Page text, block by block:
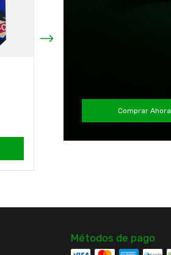
$14.990
Comprar Ahora
Métodos de pago